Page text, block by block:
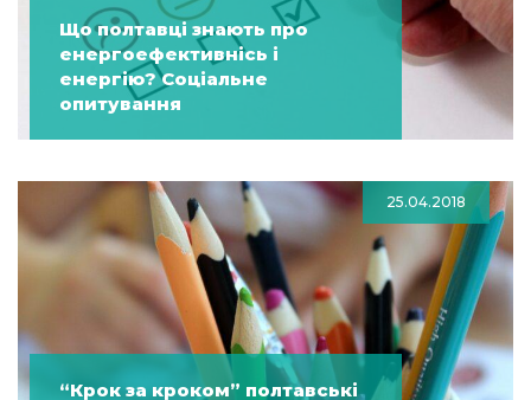
Що полтавці знають про
енергоефективнісь і
енергію? Соціальне
опитування
25.04.2018
“Крок за кроком” полтавські